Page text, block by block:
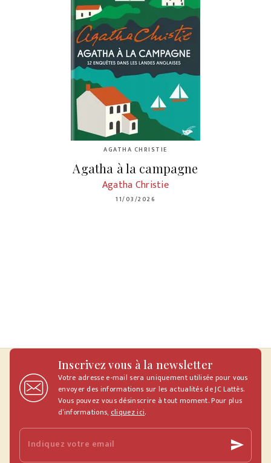
AGATHA CHRISTIE
Agatha à la campagne
Agatha Christie
11/03/2026
Inscrivez vous à la newsletter
Votre adresse e-mail sera uniquement utilisée pour vous
envoyer des informations sur les actualités de JC Lattès.
Vous pouvez vous désinscrire à tout moment. Pour plus
d’informations, cliquez ici.
Indiquez votre email send